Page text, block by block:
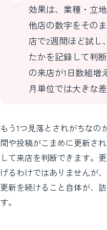
効果は、業種・立
他店の数字をその
店で2週間ほど試し
たかを記録して判
の来店が1日数組増
月単位では大きな
もう1つ見落とされがちな
間や投稿がこまめに更新さ
して来店を判断できます。
げるわけではありませんが
更新を続けること自体が、
す。